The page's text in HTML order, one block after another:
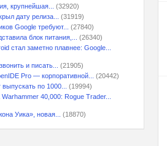
крупнейшая...
(32920)
дату релиза...
(31919)
Google требуют...
(27840)
блок питания,...
(26340)
стал заметно плавнее: Google...
и писать...
(21905)
Pro — корпоративной...
(20442)
по 1000...
(19994)
40,000: Rogue Trader...
Уика», новая...
(18870)